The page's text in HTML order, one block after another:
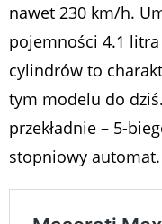
nawet 230 km/h.
pojemności 4.1 litra
cylindrów to
tym modelu do
przekładnie – 5-
stopniowy automat.